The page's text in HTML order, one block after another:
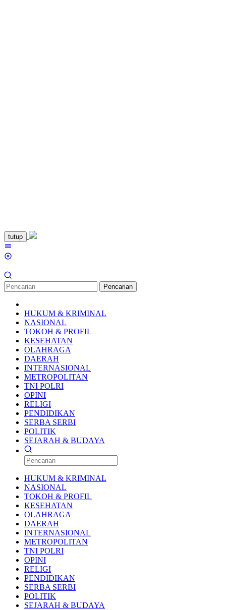
Loncat
ke
konten
tutup
Pencarian
HUKUM & KRIMINAL
NASIONAL
TOKOH & PROFIL
KESEHATAN
OLAHRAGA
DAERAH
INTERNASIONAL
METROPOLITAN
TNI POLRI
OPINI
RELIGI
PENDIDIKAN
SERBA SERBI
POLITIK
SEJARAH & BUDAYA
HUKUM & KRIMINAL
NASIONAL
TOKOH & PROFIL
KESEHATAN
OLAHRAGA
DAERAH
INTERNASIONAL
METROPOLITAN
TNI POLRI
OPINI
RELIGI
PENDIDIKAN
SERBA SERBI
POLITIK
SEJARAH & BUDAYA